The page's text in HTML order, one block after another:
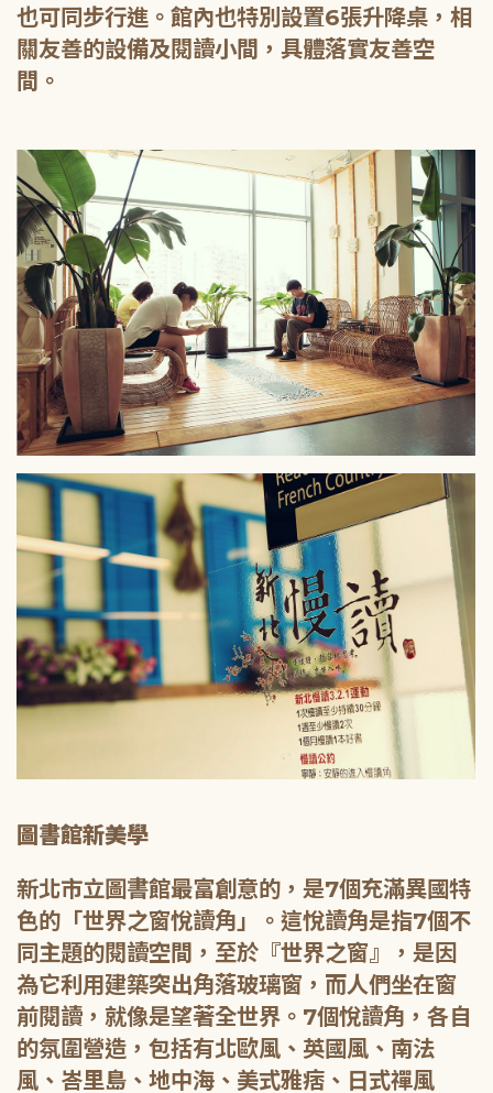
也可同步行進。館內也特別設置6張升降桌，相
關友善的設備及閱讀小間，具體落實友善空
間。
圖書館新美學
新北市立圖書館最富創意的，是7個充滿異國特
色的「世界之窗悅讀角」。這悅讀角是指7個不
同主題的閱讀空間，至於『世界之窗』，是因
為它利用建築突出角落玻璃窗，而人們坐在窗
前閱讀，就像是望著全世界。7個悅讀角，各自
的氛圍營造，包括有北歐風、英國風、南法
風、峇里島、地中海、美式雅痞、日式禪風